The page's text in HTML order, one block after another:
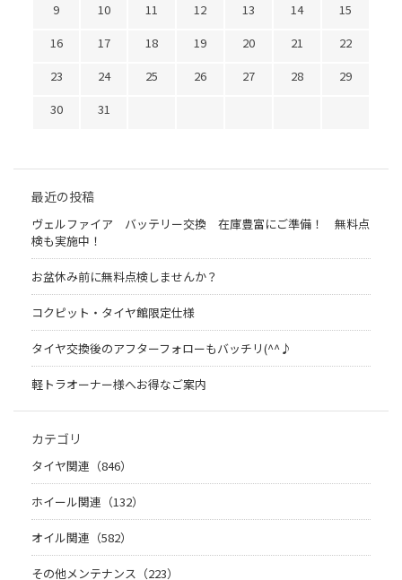
9
10 11 12 13 14
15
16
17 18 19 20 21
22
23
24 25 26 27 28
29
30
31
最近の投稿
ヴェルファイア バッテリー交換 在庫豊富にご準備！ 無料点
検も実施中！
お盆休み前に無料点検しませんか？
コクピット・タイヤ館限定仕様
タイヤ交換後のアフターフォローもバッチリ(^^♪
軽トラオーナー様へお得なご案内
カテゴリ
タイヤ関連（846）
ホイール関連（132）
オイル関連（582）
その他メンテナンス（223）